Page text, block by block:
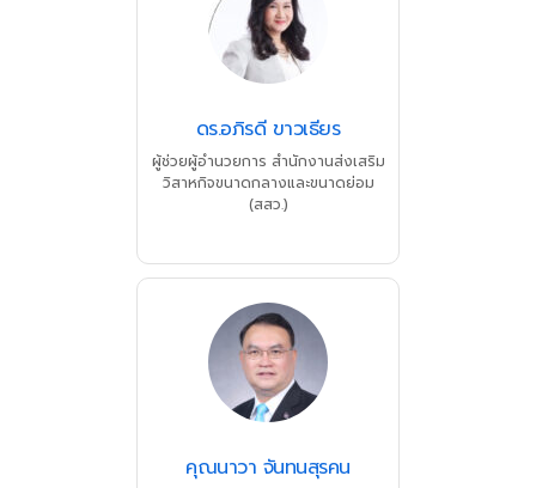
ดร.อภิรดี ขาวเธียร
ผู้ช่วยผู้อำนวยการ สำนักงานส่งเสริม
วิสาหกิจขนาดกลางและขนาดย่อม
(สสว.)
คุณนาวา จันทนสุรคน